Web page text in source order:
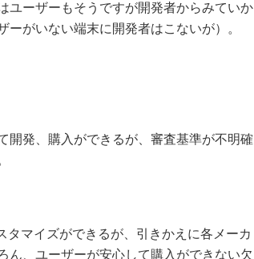
ーザーもそうですが開発者からみていか
がいない端末に開発者はこないが）。
発、購入ができるが、審査基準が不明確
マイズができるが、引きかえに各メーカ
ん、ユーザーが安心して購入ができない欠